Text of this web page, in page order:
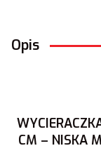
Opis
CM – NISKA